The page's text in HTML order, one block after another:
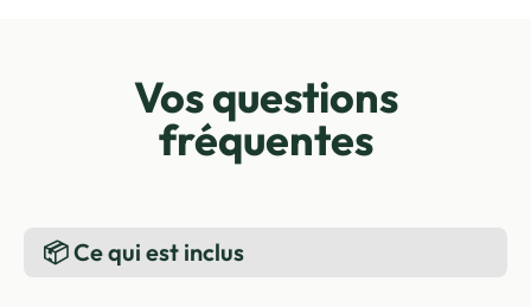
Vos questions
fréquentes
📦 Ce qui est inclus